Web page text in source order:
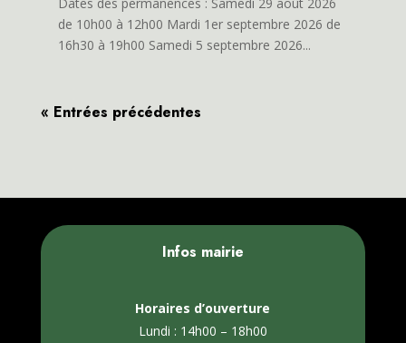
de 10h00 à 12h00 Mardi 1er septembre 2026 de
16h30 à 19h00 Samedi 5 septembre 2026...
« Entrées précédentes
Infos mairie
Horaires d’ouverture
Lundi : 14h00 – 18h00